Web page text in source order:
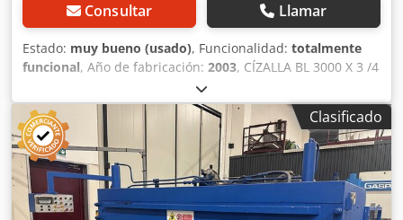
Consultar Llamar
Estado: muy bueno (usado), Funcionalidad: totalmente
funcional, Año de fabricación: 2003, CÍZALLA BL 3000 X 3 /4
X 200 Cedpfx Aozfptboptoha HIDRÁULICA CON SISTEMA DE
AJUSTE MOTORIZADO MÁQUINA USADA, EN PERFECTO
ESTADO DE FUNCIONAMIENTO
Clasificado